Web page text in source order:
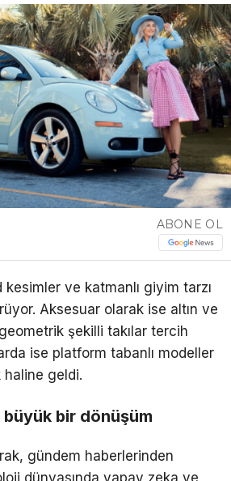
ABONE OL
ve katmanlı giyim tarzı
Aksesuar olarak ise altın ve
şekilli takılar tercih
ise platform tabanlı modeller
geldi.
büyük bir dönüşüm
gündem haberlerinden
dünyasında yapay zeka ve